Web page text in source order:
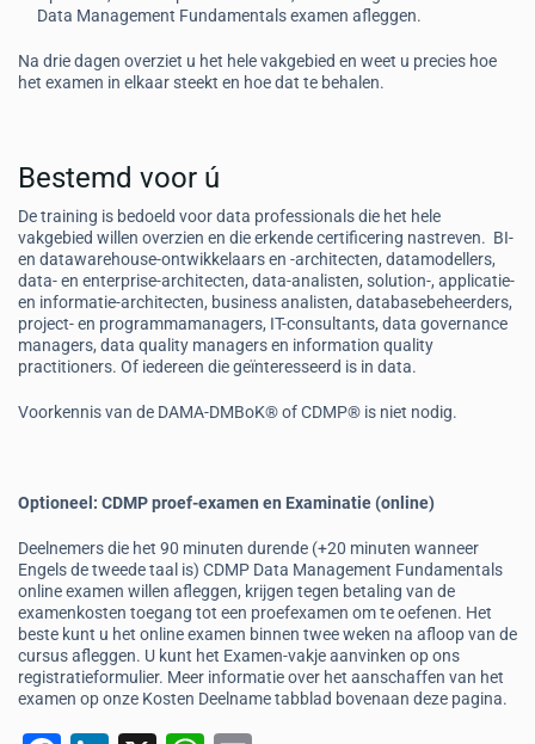
Data Management Fundamentals examen afleggen.
Na drie dagen overziet u het hele vakgebied en weet u precies hoe
het examen in elkaar steekt en hoe dat te behalen.
Bestemd voor ú
De training is bedoeld voor data professionals die het hele
vakgebied willen overzien en die erkende certificering nastreven. BI-
en datawarehouse-ontwikkelaars en -architecten, datamodellers,
data- en enterprise-architecten, data-analisten, solution-, applicatie-
en informatie-architecten, business analisten, databasebeheerders,
project- en programmamanagers, IT-consultants, data governance
managers, data quality managers en information quality
practitioners. Of iedereen die geïnteresseerd is in data.
Voorkennis van de DAMA-DMBoK® of CDMP® is niet nodig.
Optioneel: CDMP proef-examen en Examinatie (online)
Deelnemers die het 90 minuten durende (+20 minuten wanneer
Engels de tweede taal is) CDMP Data Management Fundamentals
online examen willen afleggen, krijgen tegen betaling van de
examenkosten toegang tot een proefexamen om te oefenen. Het
beste kunt u het online examen binnen twee weken na afloop van de
cursus afleggen. U kunt het Examen-vakje aanvinken op ons
registratieformulier. Meer informatie over het aanschaffen van het
examen op onze Kosten Deelname tabblad bovenaan deze pagina.